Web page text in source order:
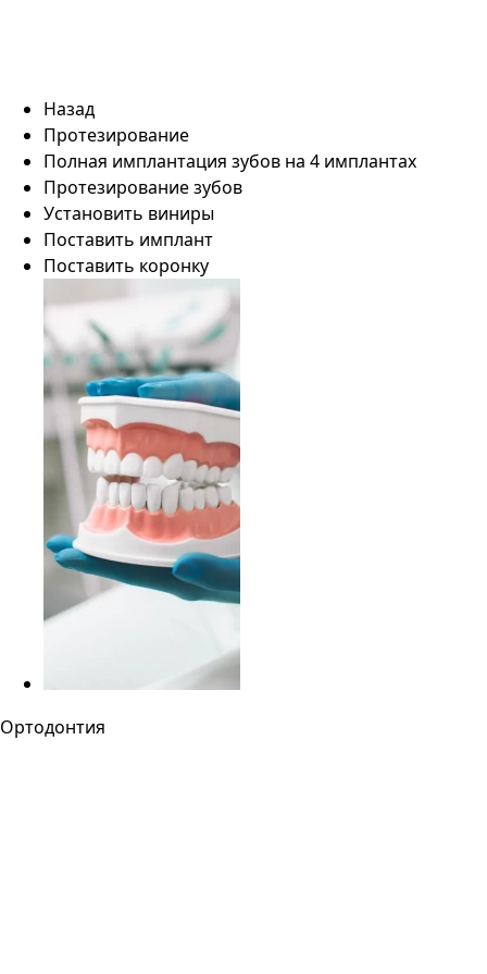
Назад
Протезирование
Полная имплантация зубов на 4 имплантах
Протезирование зубов
Установить виниры
Поставить имплант
Поставить коронку
Ортодонтия